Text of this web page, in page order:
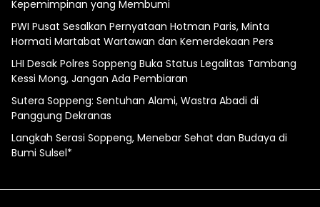
Kepemimpinan yang Membumi
PWI Pusat Sesalkan Pernyataan Hotman Paris, Minta
Hormati Martabat Wartawan dan Kemerdekaan Pers
LHI Desak Polres Soppeng Buka Status Legalitas Tambang
Kessi Mong, Jangan Ada Pembiaran
Sutera Soppeng: Sentuhan Alami, Wastra Abadi di
Panggung Dekranas
Langkah Serasi Soppeng, Menebar Sehat dan Budaya di
Bumi Sulsel*